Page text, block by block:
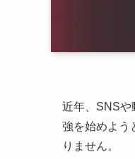
近年、SNSや
強を始めよう
りません。